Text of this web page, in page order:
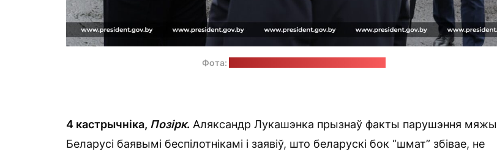
Фота:
4 кастрычніка, Позірк. Аляксандр Лукашэнка прызнаў факты парушэння мяжы
Беларусі баявымі беспілотнікамі і заявіў, што беларускі бок “шмат” збівае, не